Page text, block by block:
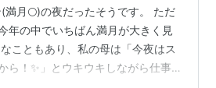
満月🌕)の夜だったそうです。 ただ
年の中でいちばん満月が大きく見
こともあり、私の母は「今夜はス
ら！✨」とウキウキしながら仕事